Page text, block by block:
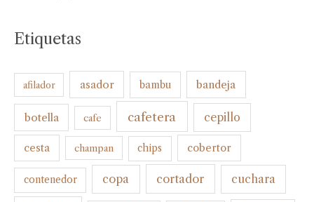
Etiquetas
afilador asador bambu bandeja
botella cafe cafetera cepillo
cesta champan chips cobertor
contenedor copa cortador cuchara